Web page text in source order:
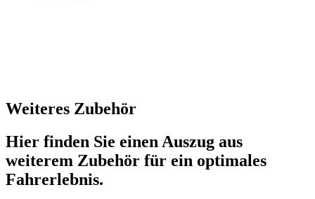
Weiteres Zubehör
Hier finden Sie einen Auszug aus
weiterem Zubehör für ein optimales
Fahrerlebnis.